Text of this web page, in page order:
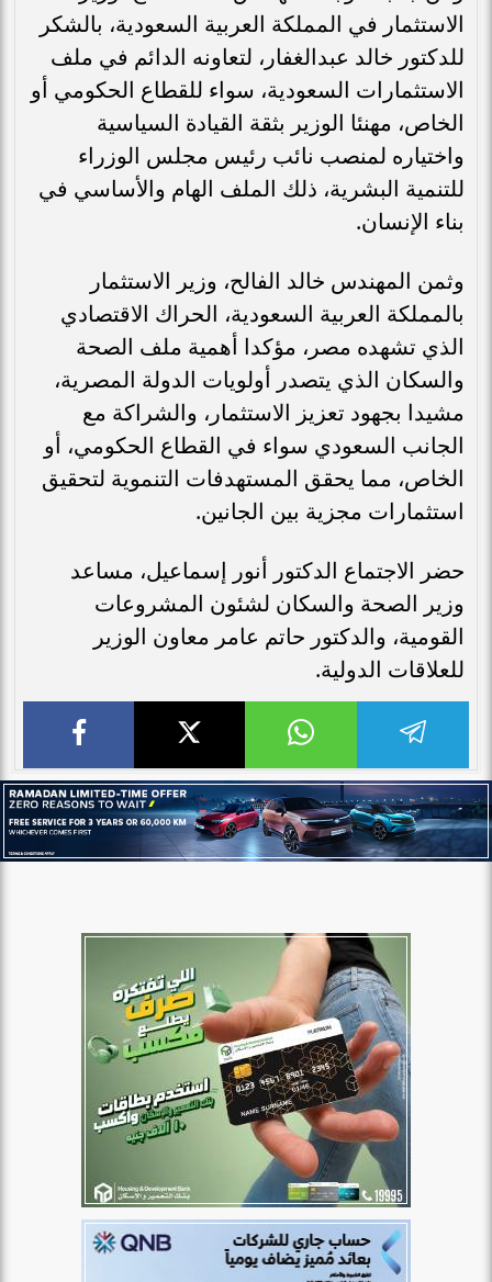
الاستثمار في المملكة العربية السعودية، بالشكر
للدكتور خالد عبدالغفار، لتعاونه الدائم في ملف
الاستثمارات السعودية، سواء للقطاع الحكومي أو
الخاص، مهنئا الوزير بثقة القيادة السياسية
واختياره لمنصب نائب رئيس مجلس الوزراء
للتنمية البشرية، ذلك الملف الهام والأساسي في
بناء الإنسان.
وثمن المهندس خالد الفالح، وزير الاستثمار
بالمملكة العربية السعودية، الحراك الاقتصادي
الذي تشهده مصر، مؤكدا أهمية ملف الصحة
والسكان الذي يتصدر أولويات الدولة المصرية،
مشيدا بجهود تعزيز الاستثمار، والشراكة مع
الجانب السعودي سواء في القطاع الحكومي، أو
الخاص، مما يحقق المستهدفات التنموية لتحقيق
استثمارات مجزية بين الجانين.
حضر الاجتماع الدكتور أنور إسماعيل، مساعد
وزير الصحة والسكان لشئون المشروعات
القومية، والدكتور حاتم عامر معاون الوزير
للعلاقات الدولية.